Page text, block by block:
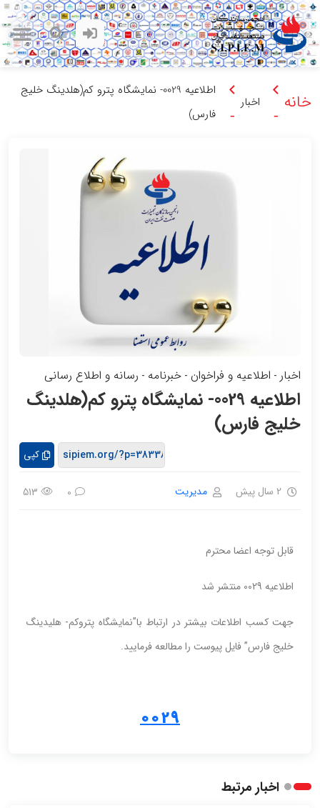
خانه -
اخبار
-
اطلاعیه 0029- نمایشگاه پترو کم(هلدینگ خلیج
فارس)
اخبار - اطلاعیه و فراخوان - خبرنامه - رسانه و اطلاع رسانی
اطلاعیه 0029- نمایشگاه پترو کم(هلدینگ
خلیج فارس)
کپی
2 سال پیش مدیریت 0
513
قابل توجه اعضا محترم
اطلاعیه 0029 منتشر شد
جهت کسب اطلاعات بیشتر در ارتباط با”نمایشگاه پتروکم- هلیدینگ
خلیج فارس” فایل پیوست را مطالعه فرمایید.
0029
اخبار مرتبط